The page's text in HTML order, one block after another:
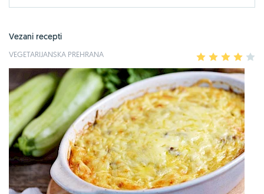
Vezani recepti
VEGETARIJANSKA PREHRANA 2 3 4